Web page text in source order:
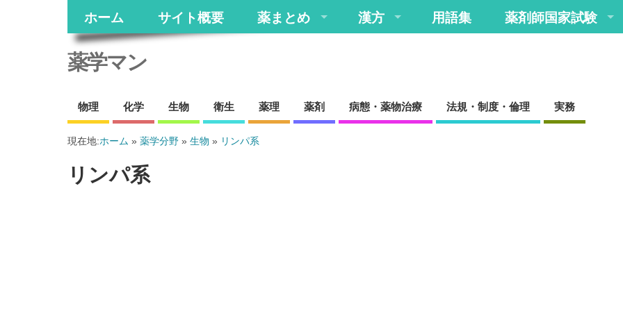
ホーム サイト概要 薬まとめ 漢方 用語集 薬剤師国家試験
薬学マン
物理 化学 生物 衛生 薬理 薬剤 病態・薬物治療 法規・制度・倫理 実務
現在地:ホーム » 薬学分野 » 生物 » リンパ系
リンパ系